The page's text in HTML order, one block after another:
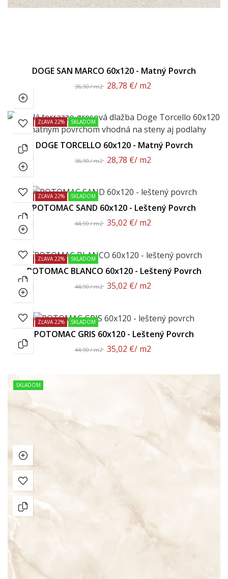
DOGE SAN MARCO 60x120 - Matný Povrch
36,90 / m2 28,78 €/ m2
AKCIA! ZĽAVA 22% SKLADOM
DOGE TORCELLO 60x120 - Matný Povrch
36,90 / m2 28,78 €/ m2
AKCIA! ZĽAVA 22% SKLADOM
POTOMAC SAND 60x120 - Leštený Povrch
44,90 / m2 35,02 €/ m2
AKCIA! ZĽAVA 22% SKLADOM
POTOMAC BLANCO 60x120 - Leštený Povrch
44,90 / m2 35,02 €/ m2
AKCIA! ZĽAVA 22% SKLADOM
POTOMAC GRIS 60x120 - Leštený Povrch
44,90 / m2 35,02 €/ m2
SKLADOM